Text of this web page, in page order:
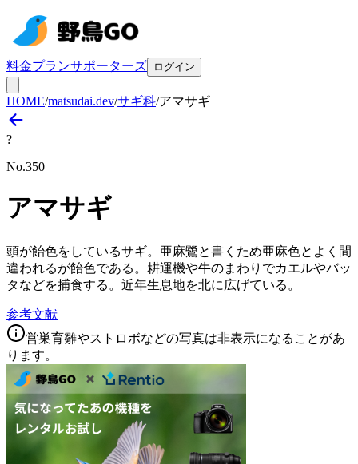
料金プランサポーターズ ログイン
HOME/matsudai.dev/サギ科/アマサギ
?
No.350
アマサギ
頭が飴色をしているサギ。亜麻鷺と書くため亜麻色とよく間
違われるが飴色である。耕運機や牛のまわりでカエルやバッ
タなどを捕食する。近年生息地を北に広げている。
参考文献
営巣育雛やストロボなどの写真は非表示になることがあ
ります。